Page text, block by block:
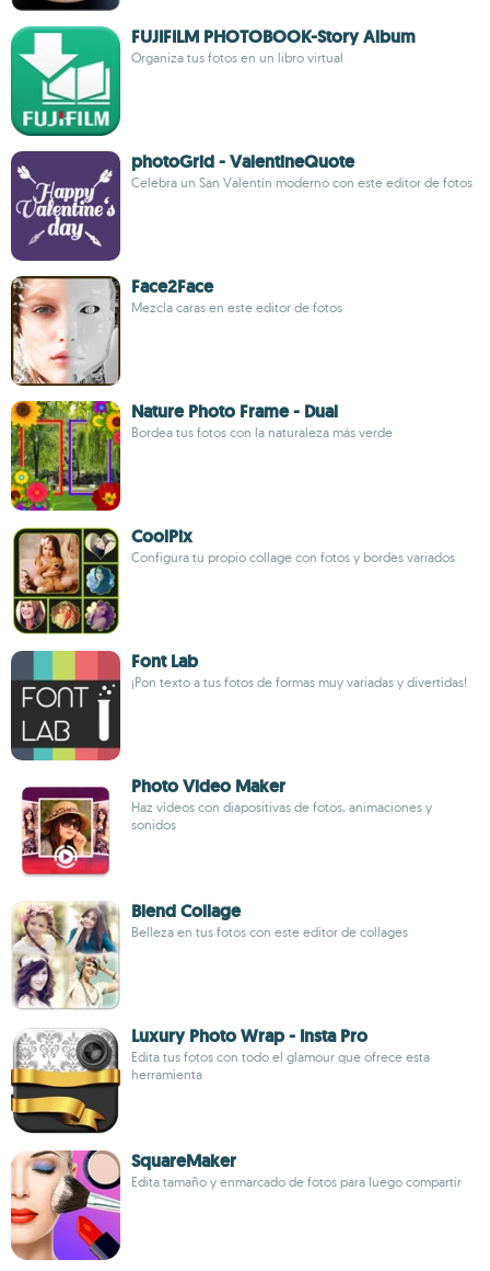
FUJIFILM PHOTOBOOK-Story Album
Organiza tus fotos en un libro virtual
photoGrid - ValentineQuote
Celebra un San Valentín moderno con este editor de fotos
Face2Face
Mezcla caras en este editor de fotos
Nature Photo Frame - Dual
Bordea tus fotos con la naturaleza más verde
CoolPix
Configura tu propio collage con fotos y bordes variados
Font Lab
¡Pon texto a tus fotos de formas muy variadas y divertidas!
Photo Video Maker
Haz vídeos con diapositivas de fotos, animaciones y
sonidos
Blend Collage
Belleza en tus fotos con este editor de collages
Luxury Photo Wrap - Insta Pro
Edita tus fotos con todo el glamour que ofrece esta
herramienta
SquareMaker
Edita tamaño y enmarcado de fotos para luego compartir